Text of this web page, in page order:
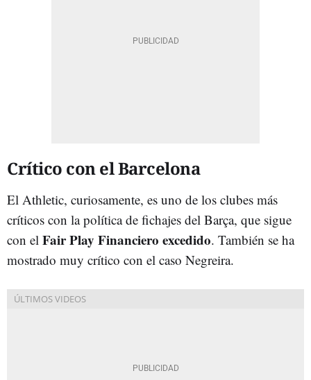
Crítico con el Barcelona
El Athletic, curiosamente, es uno de los clubes más
críticos con la política de fichajes del Barça, que sigue
con el Fair Play Financiero excedido. También se ha
mostrado muy crítico con el caso Negreira.